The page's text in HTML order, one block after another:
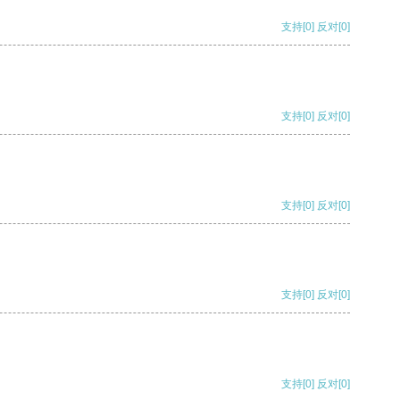
支持[0] 反对[0]
支持[0] 反对[0]
支持[0] 反对[0]
支持[0] 反对[0]
支持[0] 反对[0]